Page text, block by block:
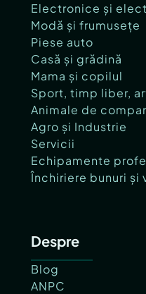
Electronice și
Modă și frumusețe
Piese auto
Casă și grădină
Mama și copilul
Sport, timp liber,
Animale de
Agro și Industrie
Servicii
Echipamente
Închiriere bunuri și
Despre
Blog
ANPC